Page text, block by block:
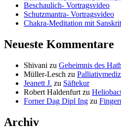
Beschaulich- Vortragsvideo
Schutzmantra- Vortragsvideo
Chakra-Meditation mit
Neueste Kommentare
Shivani zu Geheimnis des
Müller-Lesch zu
Jeanett J. zu Säftekur
Robert Haldenfurt zu
Forner Dag Dipl Ing zu
Archiv